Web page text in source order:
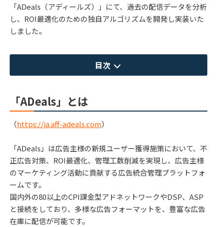
「ADeals（アディールズ）」にて、過去の配信データを分析
し、ROI最適化のための独自アルゴリズムを開発し実装いた
しました。
目次
「ADeals」とは
（https://ja.aff-adeals.com）
「ADeals」は広告主様の新規ユーザー獲得施策において、不
正広告対策、ROI最適化、管理工数削減を実現し、広告主様
のマーケティング活動に貢献する広告統合管理プラットフォ
ームです。
国内外の80以上のCPI課金型アドネットワークやDSP、ASP
と接続をしており、多様な広告フォーマットを、豊富な広告
在庫に配信が可能です。